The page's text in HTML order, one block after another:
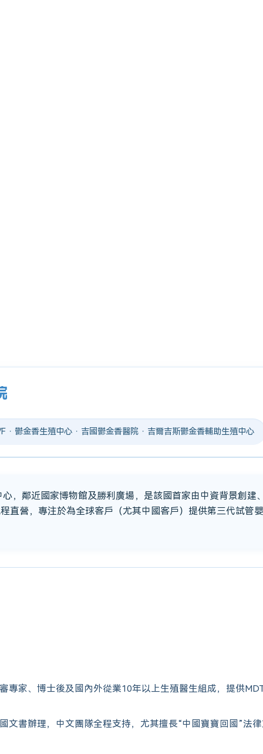
· 鬱金香生殖中心 · 吉國鬱金香醫院 · 吉爾吉斯鬱金香輔助生殖中心
，鄰近國家博物館及勝利廣場，是該國首家由中資背景創建
直營，專注於為全球客戶（尤其中國客戶）提供第三代試管
專家、博士後及國內外從業10年以上生殖醫生組成，提供
文書辦理，中文團隊全程支持，尤其擅長“中國寶寶回國”法